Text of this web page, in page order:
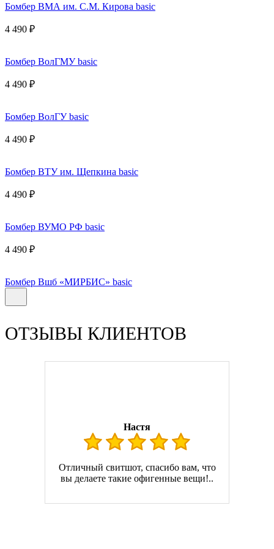
Бомбер ВМА им. С.М. Кирова basic
4 490 ₽
Бомбер ВолГМУ basic
4 490 ₽
Бомбер ВолГУ basic
4 490 ₽
Бомбер ВТУ им. Щепкина basic
4 490 ₽
Бомбер ВУМО РФ basic
4 490 ₽
Бомбер Вшб «МИРБИС» basic
ОТЗЫВЫ КЛИЕНТОВ
Настя
Отличный свитшот, спасибо вам, что
вы делаете такие офигенные вещи!..